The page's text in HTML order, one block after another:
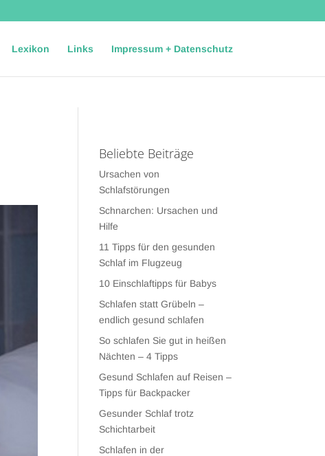
5806
Lexikon Links Impressum + Datenschutz
Beliebte Beiträge
Ursachen von
Schlafstörungen
Schnarchen: Ursachen und
Hilfe
11 Tipps für den gesunden
Schlaf im Flugzeug
10 Einschlaftipps für Babys
Schlafen statt Grübeln –
endlich gesund schlafen
So schlafen Sie gut in heißen
Nächten – 4 Tipps
Gesund Schlafen auf Reisen –
Tipps für Backpacker
Gesunder Schlaf trotz
Schichtarbeit
Schlafen in der